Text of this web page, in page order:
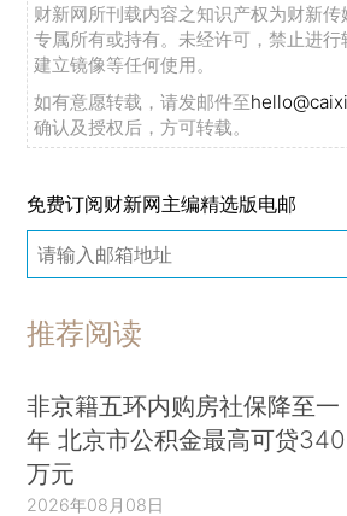
财新网所刊载内容之知识产权为财新传
专属所有或持有。未经许可，禁止进行
建立镜像等任何使用。
如有意愿转载，请发邮件至
确认及授权后，方可转载。
免费订阅财新网主编精选版电邮
推荐阅读
非京籍五环内购房社保降至一
年 北京市公积金最高可贷340
万元
2026年08月08日